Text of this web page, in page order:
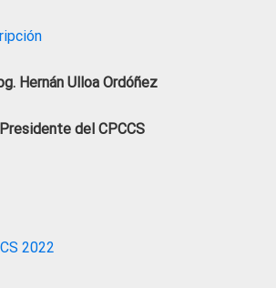
Hernán Ulloa Ordóñez
Presidente del CPCCS
2022